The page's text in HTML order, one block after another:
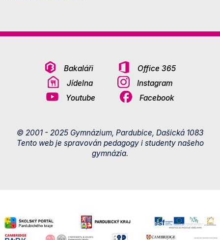
Bakaláři
Office 365
Jídelna
Instagram
Youtube
Facebook
© 2001 - 2025 Gymnázium, Pardubice, Dašická 1083
Tento web je spravován pedagogy i studenty našeho
gymnázia.